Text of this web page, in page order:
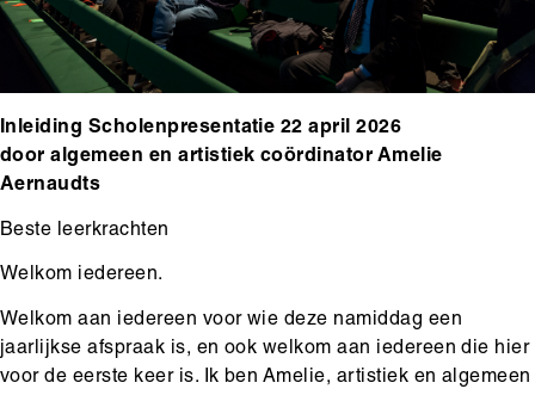
Main
content
Inleiding Scholenpresentatie 22 april 2026
door algemeen en artistiek coördinator Amelie
Aernaudts
Beste leerkrachten
Welkom iedereen.
Welkom aan iedereen voor wie deze namiddag een
jaarlijkse afspraak is, en ook welkom aan iedereen die hier
voor de eerste keer is. Ik ben Amelie, artistiek en algemeen